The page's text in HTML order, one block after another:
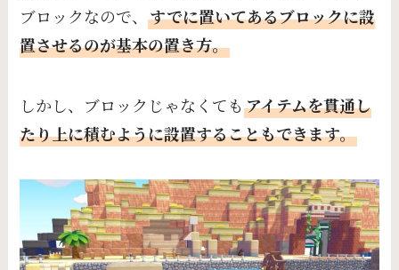
ブロックなので、すでに置いてあるブロックに設
置させるのが基本の置き方。
しかし、ブロックじゃなくてもアイテムを貫通し
たり上に積むように設置することもできます。